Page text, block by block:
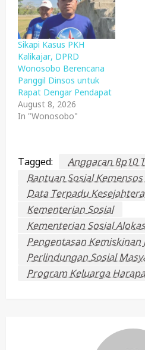
Sikapi Kasus PKH
Kalikajar, DPRD
Wonosobo Berencana
Panggil Dinsos untuk
Rapat Dengar Pendapat
August 8, 2026
In "Wonosobo"
Tagged:
Anggaran Rp10
Bantuan Sosial Kemensos
Data Terpadu
Kementerian Sosial
Kementerian Sosial
Pengentasan Kemiskinan
Perlindungan Sosial
Program Keluarga